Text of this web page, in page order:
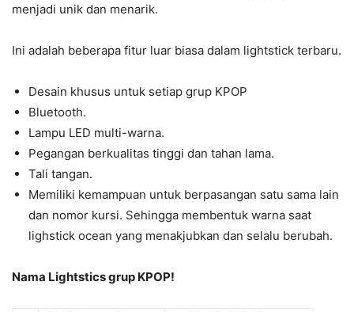
menjadi unik dan menarik.
Ini adalah beberapa fitur luar biasa dalam lightstick terbaru.
Desain khusus untuk setiap grup KPOP
Bluetooth.
Lampu LED multi-warna.
Pegangan berkualitas tinggi dan tahan lama.
Tali tangan.
Memiliki kemampuan untuk berpasangan satu sama lain
dan nomor kursi. Sehingga membentuk warna saat
lighstick ocean yang menakjubkan dan selalu berubah.
Nama Lightstics grup KPOP!